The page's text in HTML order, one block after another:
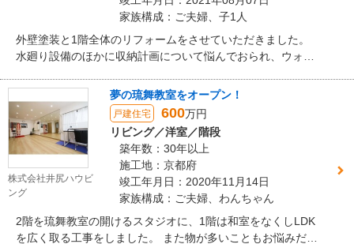
家族構成：ご夫婦、子1人
外壁塗装と1階全体のリフォームをさせていただきました。
水廻り設備のほかに収納計画について悩んでおられ、ウォー
適にお過ごしいただいております。
株式会社井尻ハウビ
ング
夢の琉舞教室をオープン！
戸建住宅 600万円
リビング／洋室／階段
築年数：30年以上
施工地：京都府
竣工年月日：2020年11月14日
家族構成：ご夫婦、わんちゃん
2階を琉舞教室の開けるスタジオに、1階は和室をなくしLDK
を広く取る工事をしました。 また物が多いこともお悩みだっ